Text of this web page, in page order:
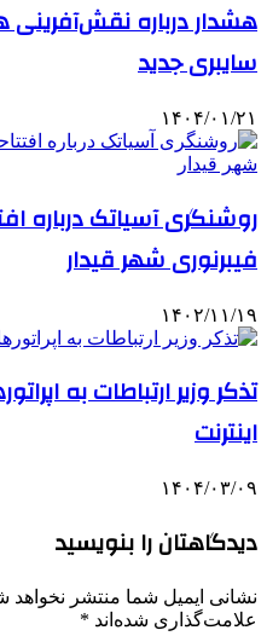
هشدار درباره
سایبری جدید
۱۴۰۴/۰۱/۲۱
روشنگری آسیاتک درباره
فیبرنوری شهر قیدار
۱۴۰۲/۱۱/۱۹
تذکر وزیر ارتباطات به
اینترنت
۱۴۰۴/۰۳/۰۹
دیدگاهتان را بنویسید
نشانی ایمیل شما منتشر نخواهد
علامت‌گذاری شده‌اند *